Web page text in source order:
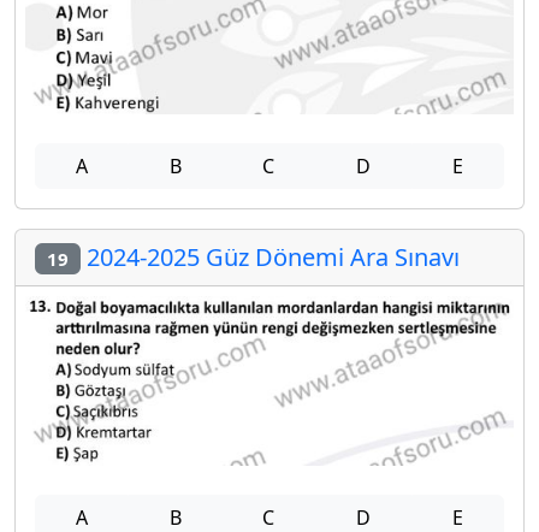
A B C D E
19 2024-2025 Güz Dönemi Ara Sınavı
A B C D E